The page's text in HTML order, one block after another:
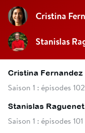
Cristina
Stanislas
Cristina Fernandez
Saison 1 : épisodes
Stanislas Raguenet
Saison 1 : épisodes